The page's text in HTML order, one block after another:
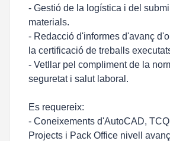
- Gestió de la logística i del
materials.
- Redacció d'informes d'avanç
la certificació de treballs
- Vetllar pel compliment de la
seguretat i salut laboral.
Es requereix:
- Coneixements d'AutoCAD,
Projects i Pack Office nivell